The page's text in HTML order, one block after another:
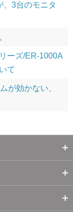
、3台のモニタ
ーズ/ER-1000A
て
が効かない、